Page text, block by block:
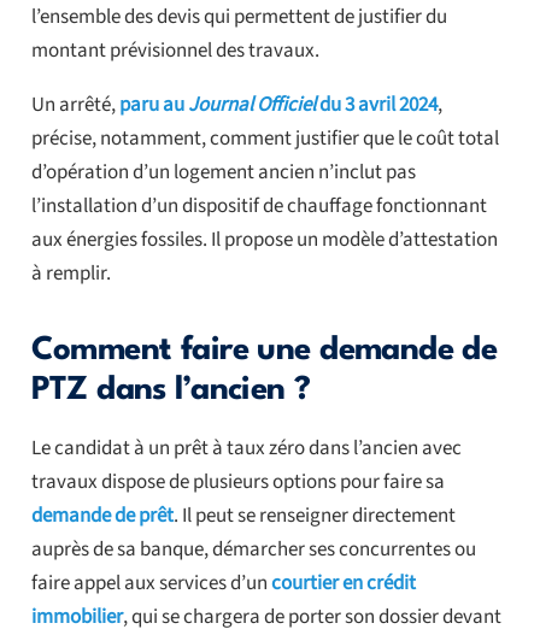
l’ensemble des devis qui permettent de justifier du
montant prévisionnel des travaux.
Un arrêté,paru auJournal Officieldu 3 avril 2024,
précise, notamment, comment justifier que le coût total
d’opération d’un logement ancien n’inclut pas
l’installation d’un dispositif de chauffage fonctionnant
aux énergies fossiles. Il propose un modèle d’attestation
à remplir.
Comment faire une demande de
PTZ dans l’ancien ?
Le candidat à un prêt à taux zéro dans l’ancien avec
travaux dispose de plusieurs options pour faire sa
demande de prêt. Il peut se renseigner directement
auprès de sa banque, démarcher ses concurrentes ou
faire appel aux services d’uncourtier en crédit
immobilier, qui se chargera de porter son dossier devant